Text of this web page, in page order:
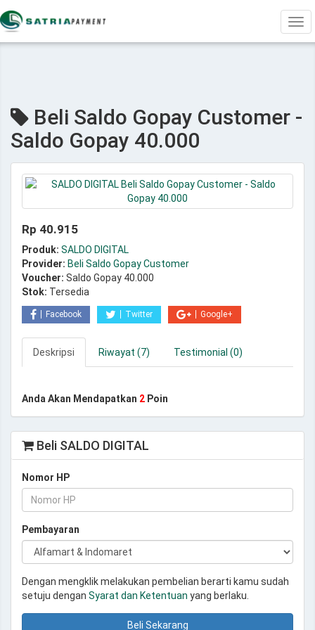
Beli Saldo Gopay Customer -
Saldo Gopay 40.000
Rp 40.915
Produk: SALDO DIGITAL
Provider: Beli Saldo Gopay Customer
Voucher: Saldo Gopay 40.000
Stok: Tersedia
Facebook Twitter Google+
Deskripsi Riwayat (7) Testimonial (0)
Anda Akan Mendapatkan 2 Poin
Beli SALDO DIGITAL
Nomor HP
Pembayaran
Dengan mengklik melakukan pembelian berarti kamu sudah
setuju dengan Syarat dan Ketentuan yang berlaku.
Beli Sekarang